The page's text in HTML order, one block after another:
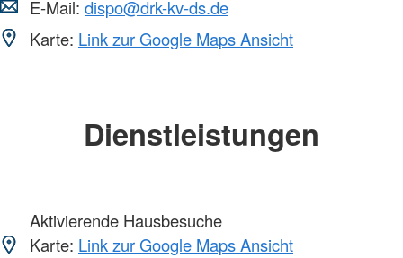
E-Mail: dispo@drk-kv-ds.de
Karte: Link zur Google Maps Ansicht
Dienstleistungen
Aktivierende Hausbesuche
Karte: Link zur Google Maps Ansicht